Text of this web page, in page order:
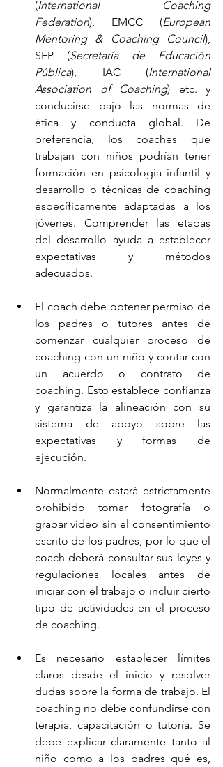
(International Coaching
Federation), EMCC (European
Mentoring & Coaching Council),
SEP (Secretaría de Educación
Pública), IAC (International
Association of Coaching) etc. y
conducirse bajo las normas de
ética y conducta global. De
preferencia, los coaches que
trabajan con niños podrían tener
formación en psicología infantil y
desarrollo o técnicas de coaching
específicamente adaptadas a los
jóvenes. Comprender las etapas
del desarrollo ayuda a establecer
expectativas y métodos
adecuados.
El coach debe obtener permiso de
los padres o tutores antes de
comenzar cualquier proceso de
coaching con un niño y contar con
un acuerdo o contrato de
coaching. Esto establece confianza
y garantiza la alineación con su
sistema de apoyo sobre las
expectativas y formas de
ejecución.
Normalmente estará estrictamente
prohibido tomar fotografía o
grabar video sin el consentimiento
escrito de los padres, por lo que el
coach deberá consultar sus leyes y
regulaciones locales antes de
iniciar con el trabajo o incluir cierto
tipo de actividades en el proceso
de coaching.
Es necesario establecer límites
claros desde el inicio y resolver
dudas sobre la forma de trabajo. El
coaching no debe confundirse con
terapia, capacitación o tutoría. Se
debe explicar claramente tanto al
niño como a los padres qué es,